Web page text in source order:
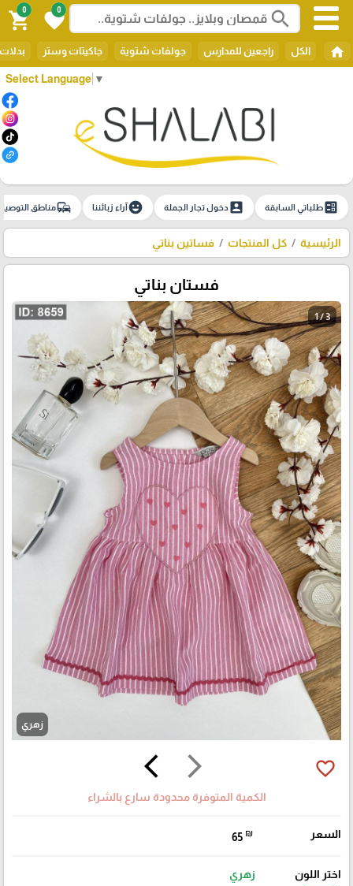
Select Language ▼
search
0
favorite
0
shopping_cart
home الكل راجعين للمدارس جولفات شتوية جاكيتات وستر
ballotطلباتي السابقة account_boxدخول تجار الجملة emoji_emotionsآراء زبائننا commuteمناطق
الرئيسية كل المنتجات فساتين بناتي
فستان بناتي
1 / 3
زهري
arrow_forward_ios
arrow_back_ios favorite_border
الكمية المتوفرة محدودة سارع بالشراء
السعر 65 ₪
اختر اللون زهري